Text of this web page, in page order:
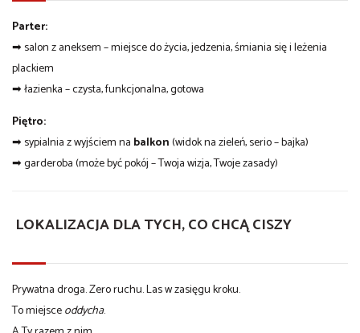
Parter:
➡ salon z aneksem – miejsce do życia, jedzenia, śmiania się i leżenia
plackiem
➡ łazienka – czysta, funkcjonalna, gotowa
Piętro:
➡ sypialnia z wyjściem na balkon(widok na zieleń, serio – bajka)
➡ garderoba (może być pokój – Twoja wizja, Twoje zasady)
LOKALIZACJA DLA TYCH, CO CHCĄ CISZY
Prywatna droga. Zero ruchu. Las w zasięgu kroku.
To miejsceoddycha.